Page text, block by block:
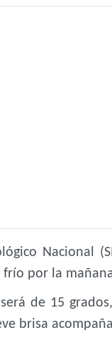
Nacional
por la
de 15
brisa